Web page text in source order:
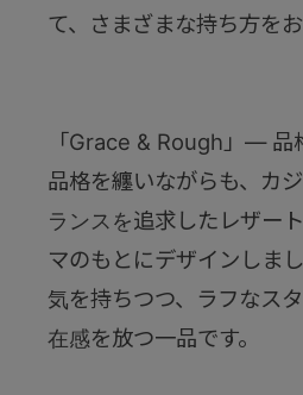
て、さまざまな持ち方を
「Grace & Rough」― 品
品格を纏いながらも、カ
ランスを追求したレザー
マのもとにデザインしま
気を持ちつつ、ラフなス
在感を放つ一品です。